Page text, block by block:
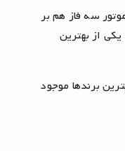
از الکتروموتور سه فاز هم بر
که یکی از بهترین
برندها موجود